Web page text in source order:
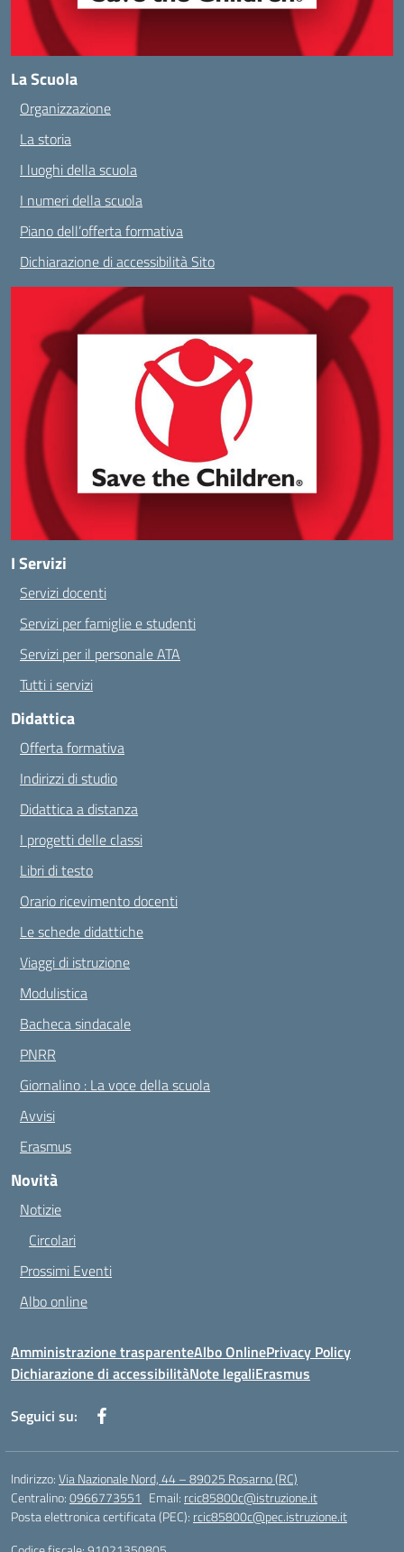
La Scuola
Organizzazione
La storia
I luoghi della scuola
I numeri della scuola
Piano dell’offerta formativa
Dichiarazione di accessibilità Sito
I Servizi
Servizi docenti
Servizi per famiglie e studenti
Servizi per il personale ATA
Tutti i servizi
Didattica
Offerta formativa
Indirizzi di studio
Didattica a distanza
I progetti delle classi
Libri di testo
Orario ricevimento docenti
Le schede didattiche
Viaggi di istruzione
Modulistica
Bacheca sindacale
PNRR
Giornalino : La voce della scuola
Avvisi
Erasmus
Novità
Notizie
Circolari
Prossimi Eventi
Albo online
Amministrazione trasparenteAlbo OnlinePrivacy Policy
Dichiarazione di accessibilitàNote legaliErasmus
Seguici su:
Indirizzo:Via Nazionale Nord, 44 – 89025 Rosarno (RC)
Centralino:0966773551 Email: rcic85800c@istruzione.it
Posta elettronica certificata (PEC): rcic85800c@pec.istruzione.it